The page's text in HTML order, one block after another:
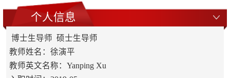
个人信息
博士生导师 硕士生导师
教师姓名：徐演平
教师英文名称：Yanping Xu